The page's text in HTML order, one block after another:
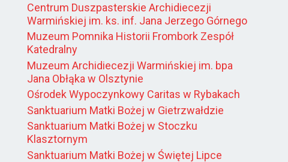
Centrum Duszpasterskie Archidiecezji
Warmińskiej im. ks. inf. Jana Jerzego Górnego
Muzeum Pomnika Historii Frombork Zespół
Katedralny
Muzeum Archidiecezji Warmińskiej im. bpa
Jana Obłąka w Olsztynie
Ośrodek Wypoczynkowy Caritas w Rybakach
Sanktuarium Matki Bożej w Gietrzwałdzie
Sanktuarium Matki Bożej w Stoczku
Klasztornym
Sanktuarium Matki Bożej w Świętej Lipce